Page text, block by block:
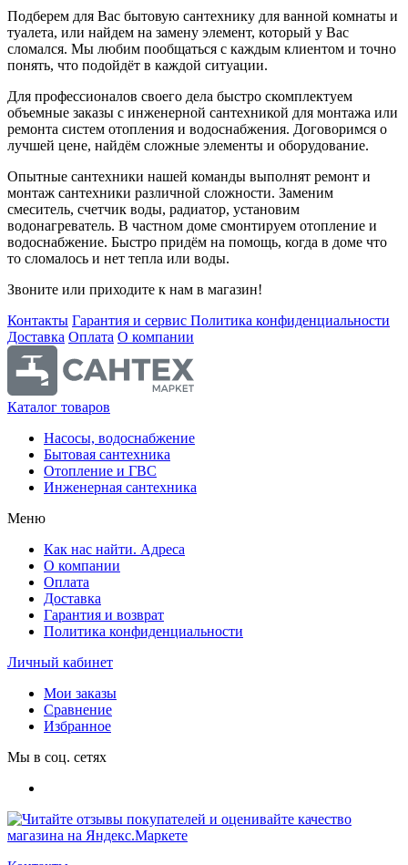
Подберем для Вас бытовую сантехнику для ванной комнаты и
туалета, или найдем на замену элемент, который у Вас
сломался. Мы любим пообщаться с каждым клиентом и точно
понять, что подойдёт в каждой ситуации.
Для профессионалов своего дела быстро скомплектуем
объемные заказы с инженерной сантехникой для монтажа или
ремонта систем отопления и водоснабжения. Договоримся о
лучшей цене, найдём сложные элементы и оборудование.
Опытные сантехники нашей команды выполнят ремонт и
монтаж сантехники различной сложности. Заменим
смеситель, счетчик воды, радиатор, установим
водонагреватель. В частном доме смонтируем отопление и
водоснабжение. Быстро придём на помощь, когда в доме что
то сломалось и нет тепла или воды.
Звоните или приходите к нам в магазин!
Контакты Гарантия и сервис Политика конфиденциальности
Доставка Оплата О компании
Каталог товаров
Насосы, водоснабжение
Бытовая сантехника
Отопление и ГВС
Инженерная сантехника
Меню
Как нас найти. Адреса
О компании
Оплата
Доставка
Гарантия и возврат
Политика конфиденциальности
Личный кабинет
Мои заказы
Сравнение
Избранное
Мы в соц. сетях